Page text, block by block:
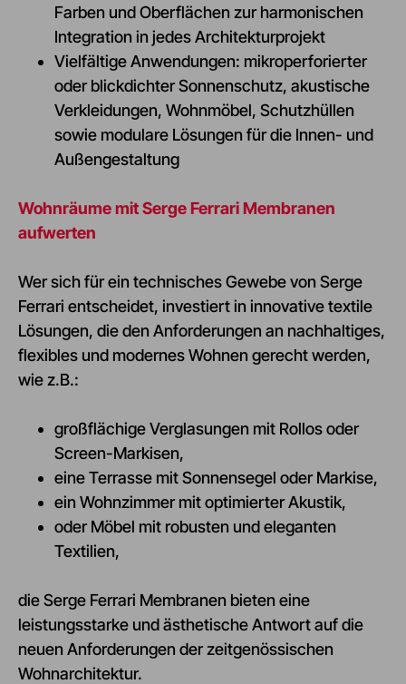
Farben und Oberflächen zur harmonischen
Integration in jedes Architekturprojekt
Vielfältige Anwendungen: mikroperforierter
oder blickdichter Sonnenschutz, akustische
Verkleidungen, Wohnmöbel, Schutzhüllen
sowie modulare Lösungen für die Innen- und
Außengestaltung
Wohnräume mit Serge Ferrari Membranen
aufwerten
Wer sich für ein technisches Gewebe von Serge
Ferrari entscheidet, investiert in innovative textile
Lösungen, die den Anforderungen an nachhaltiges,
flexibles und modernes Wohnen gerecht werden,
wie z.B.:
großflächige Verglasungen mit Rollos oder
Screen-Markisen,
eine Terrasse mit Sonnensegel oder Markise,
ein Wohnzimmer mit optimierter Akustik,
oder Möbel mit robusten und eleganten
Textilien,
die Serge Ferrari Membranen bieten eine
leistungsstarke und ästhetische Antwort auf die
neuen Anforderungen der zeitgenössischen
Wohnarchitektur.